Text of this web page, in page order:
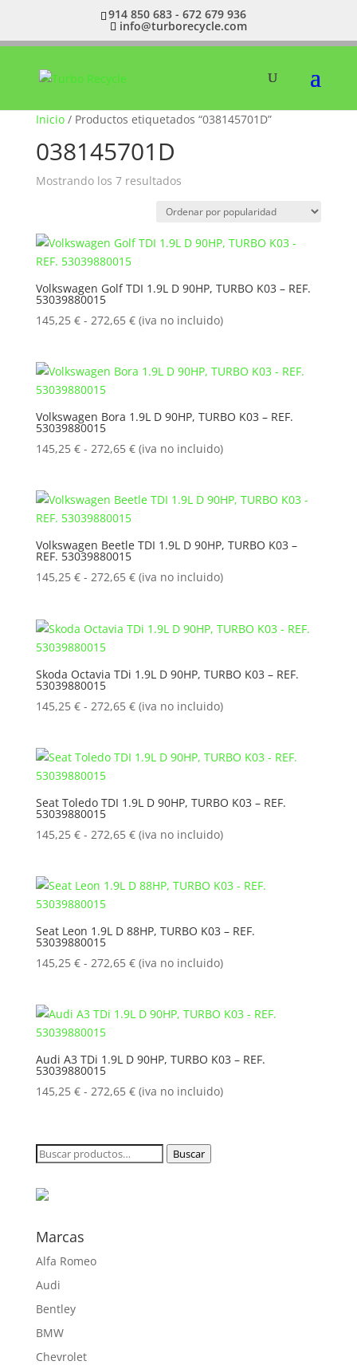
914 850 683 - 672 679 936
info@turborecycle.com
Inicio/ Productos etiquetados “038145701D”
038145701D
Mostrando los 7 resultadosOrdenado
popularidad
Volkswagen Golf TDI 1.9L D 90HP, TURBO K03 – REF.
53039880015
145,25 € - 272,65 €Rango
desde
hasta
(iva no incluido)
Volkswagen Bora 1.9L D 90HP, TURBO K03 – REF.
53039880015
145,25 € - 272,65 €Rango
desde
hasta
(iva no incluido)
Volkswagen Beetle TDI 1.9L D 90HP, TURBO K03 –
REF. 53039880015
145,25 € - 272,65 €Rango
desde
hasta
(iva no incluido)
Skoda Octavia TDi 1.9L D 90HP, TURBO K03 – REF.
53039880015
145,25 € - 272,65 €Rango
desde
hasta
(iva no incluido)
Seat Toledo TDI 1.9L D 90HP, TURBO K03 – REF.
53039880015
145,25 € - 272,65 €Rango
desde
hasta
(iva no incluido)
Seat Leon 1.9L D 88HP, TURBO K03 – REF.
53039880015
145,25 € - 272,65 €Rango
desde
hasta
(iva no incluido)
Audi A3 TDi 1.9L D 90HP, TURBO K03 – REF.
53039880015
145,25 € - 272,65 €Rango
desde
145,25 €
(iva no incluido)
Buscar
Buscar
Marcas
Alfa Romeo
Audi
Bentley
BMW
Chevrolet